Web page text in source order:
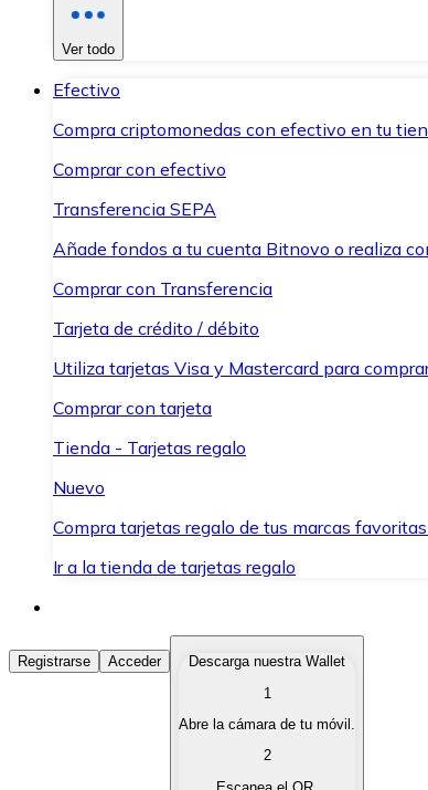
Ver todo
Efectivo
Compra criptomonedas con efectivo en tu
Comprar con efectivo
Transferencia SEPA
Añade fondos a tu cuenta Bitnovo o realiza
Comprar con Transferencia
Tarjeta de crédito / débito
Utiliza tarjetas Visa y Mastercard para
Comprar con tarjeta
Tienda - Tarjetas regalo
Nuevo
Compra tarjetas regalo de tus marcas
Ir a la tienda de tarjetas regalo
Comprar Criptomonedas
Compra criptomonedas con diferentes
Vende tus criptomonedas de forma rápida y
Registrarse Acceder
Descarga nuestra Wallet
1
Abre la cámara de tu móvil.
2